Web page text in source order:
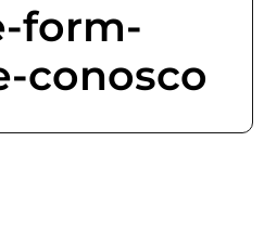
form-
conosco